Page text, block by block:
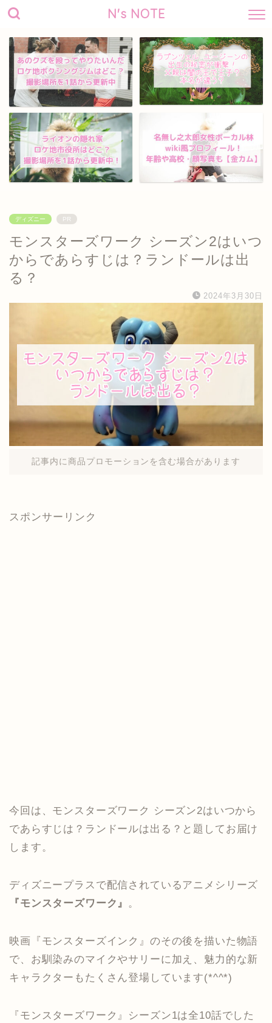
N's NOTE
ディズニー PR
モンスターズワーク シーズン2はいつ
からであらすじは？ランドールは出
る？
2024年3月30日
記事内に商品プロモーションを含む場合があります
スポンサーリンク
今回は、モンスターズワーク シーズン2はいつから
であらすじは？ランドールは出る？と題してお届け
します。
ディズニープラスで配信されているアニメシリーズ
『モンスターズワーク』 。
映画『モンスターズインク』のその後を描いた物語
で、お馴染みのマイクやサリーに加え、魅力的な新
キャラクターもたくさん登場しています(*^^*)
『モンスターズワーク』シーズン1は全10話でした